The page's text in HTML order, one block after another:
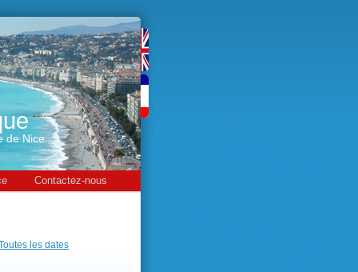
de Nice
Contactez-nous
les dates